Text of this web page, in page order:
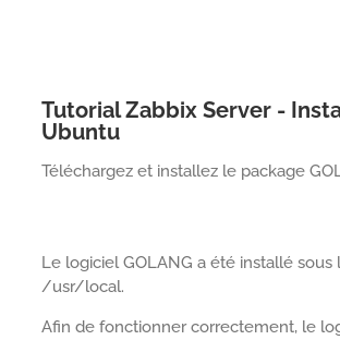
Tutorial Zabbix Server -
Ubuntu
Téléchargez et installez le package
Le logiciel GOLANG a été installé sous
/usr/local.
Afin de fonctionner correctement, le